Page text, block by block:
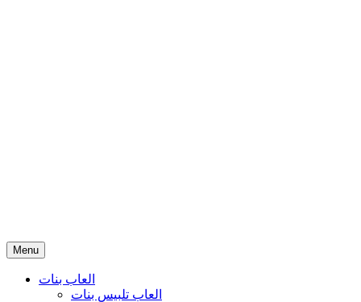
Menu
العاب بنات
العاب تلبيس بنات